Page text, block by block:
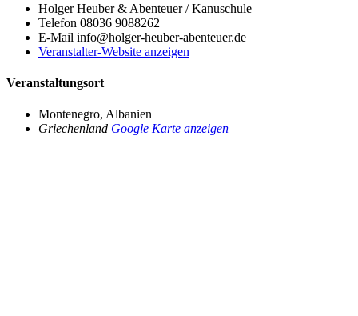
Holger Heuber & Abenteuer / Kanuschule
Telefon 08036 9088262
E-Mail info@holger-heuber-abenteuer.de
Veranstalter-Website anzeigen
Veranstaltungsort
Montenegro, Albanien
Griechenland Google Karte anzeigen